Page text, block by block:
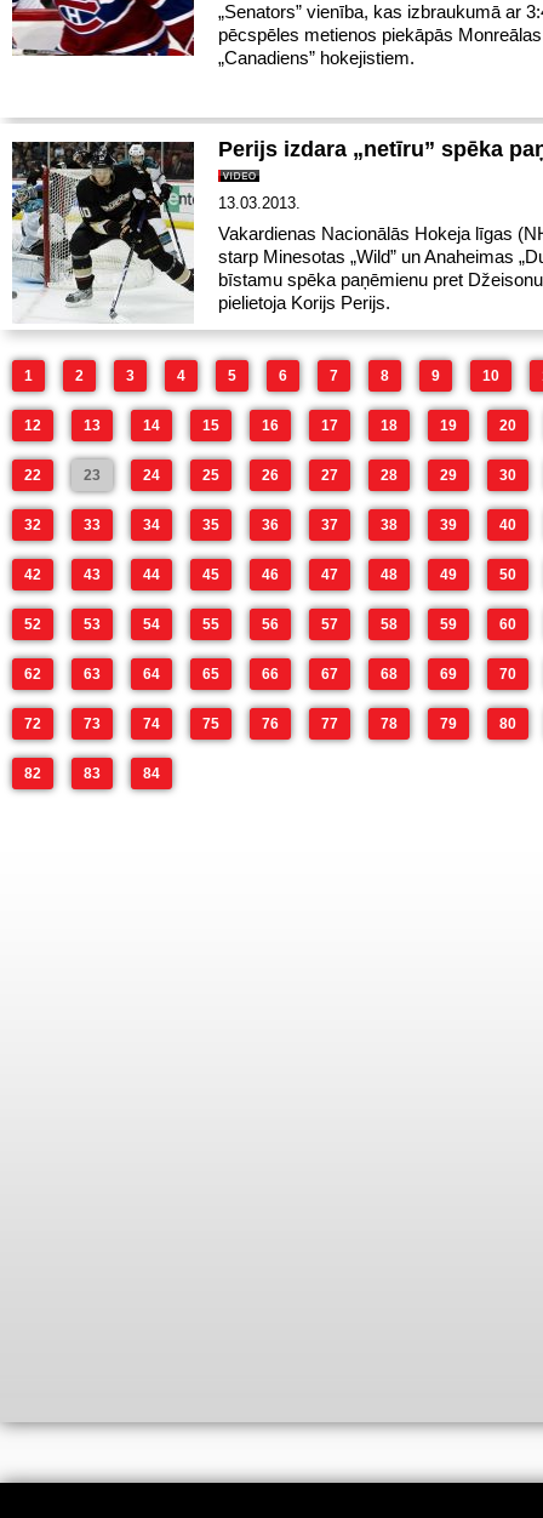
„Senators” vienība, kas izbraukumā ar
pēcspēles metienos piekāpās Monreālas
„Canadiens” hokejistiem.
Perijs izdara „netīru” spēka
13.03.2013.
Vakardienas Nacionālās Hokeja līgas
starp Minesotas „Wild” un Anaheimas
bīstamu spēka paņēmienu pret
pielietoja Korijs Perijs.
1 2 3 4 5 6 7 8 9 10
12 13 14 15 16 17 18 19 20
22 23 24 25 26 27 28 29 30
32 33 34 35 36 37 38 39 40
42 43 44 45 46 47 48 49 50
52 53 54 55 56 57 58 59 60
62 63 64 65 66 67 68 69 70
72 73 74 75 76 77 78 79 80
82 83 84